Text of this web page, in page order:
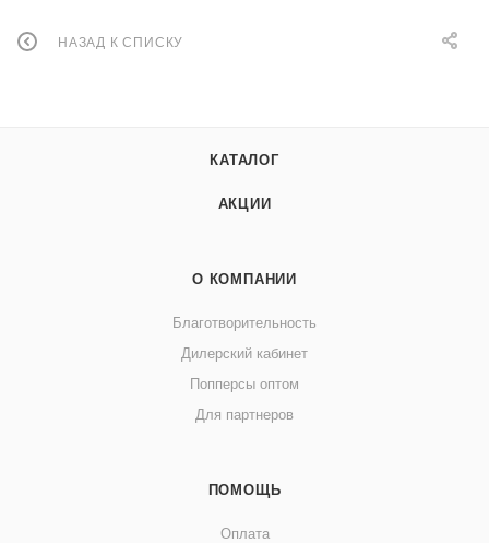
НАЗАД К СПИСКУ
КАТАЛОГ
АКЦИИ
О КОМПАНИИ
Благотворительность
Дилерский кабинет
Попперсы оптом
Для партнеров
ПОМОЩЬ
Оплата